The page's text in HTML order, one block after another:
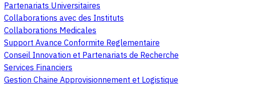
Partenariats Universitaires
Collaborations avec des Instituts
Collaborations Medicales
Support Avance Conformite Reglementaire
Conseil Innovation et Partenariats de Recherche
Services Financiers
Gestion Chaine Approvisionnement et Logistique